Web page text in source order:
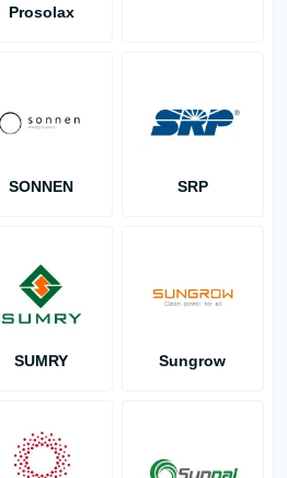
Prosolax
SONNEN SRP
SUMRY Sungrow